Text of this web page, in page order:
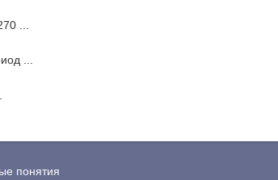
...
...
понятия